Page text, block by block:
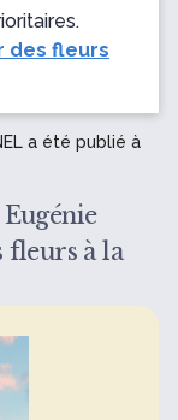
des fleurs
a été publié à
fleurs à la